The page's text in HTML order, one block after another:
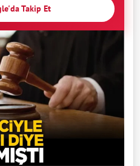
Takip Et